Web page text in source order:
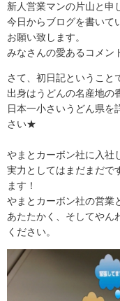
新人営業マンの片山と申
今日からブログを書いて
お願い致します。
みなさんの愛あるコメン
さて、初日記ということ
出身はうどんの名産地の
日本一小さいうどん県を
さい★
やまとカーボン社に入社
実力としてはまだまだで
ます！
やまとカーボン社の営業
あたたかく、そしてやん
ください。